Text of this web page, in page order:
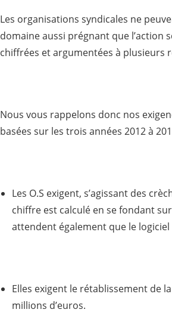
Les organisations syndicales ne
domaine aussi prégnant que l’action
chiffrées et argumentées à plusieurs
Nous vous rappelons donc nos
basées sur les trois années 2012 à
Les O.S exigent, s’agissant des
chiffre est calculé en se fondant
attendent également que le
Elles exigent le rétablissement de
millions d’euros.